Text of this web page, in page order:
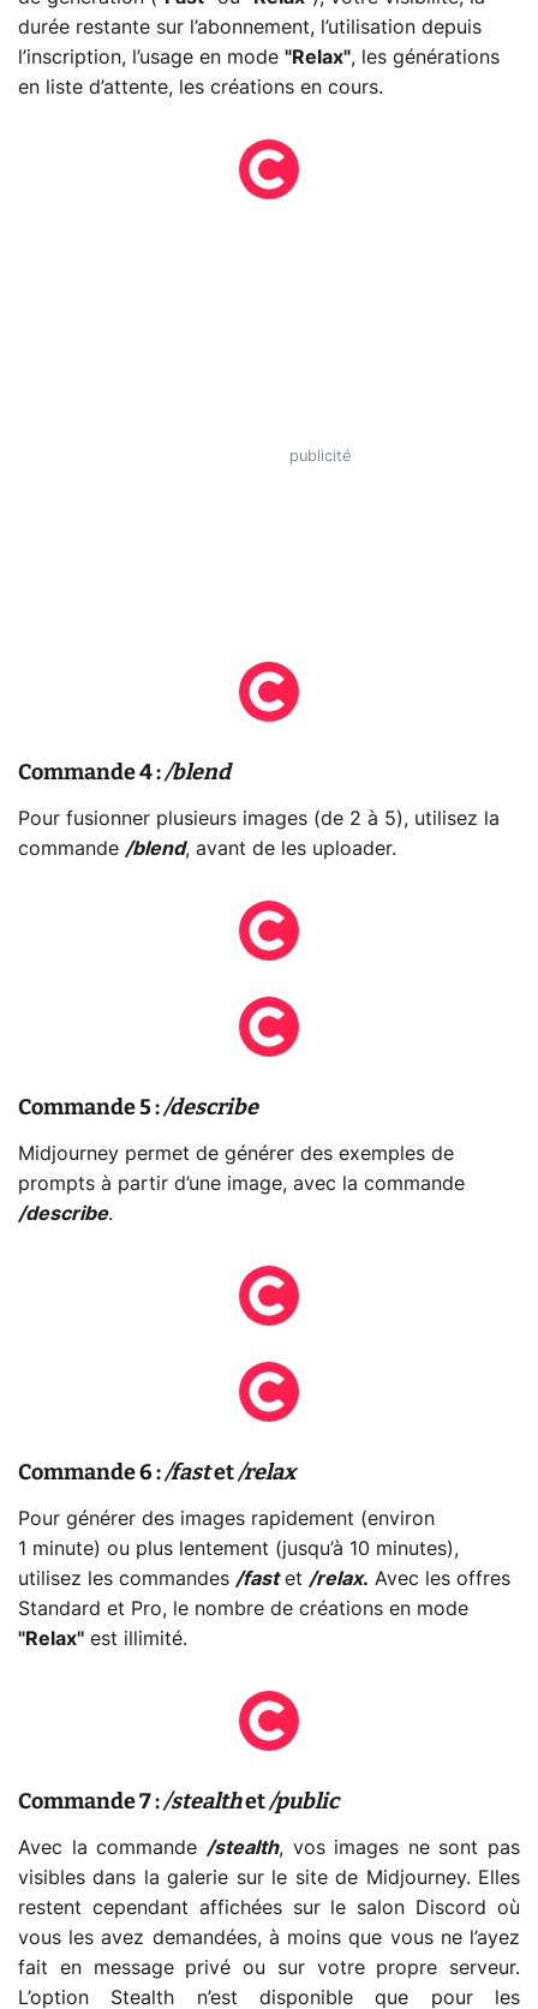
durée restante sur l’abonnement, l’utilisation depuis
l’inscription, l’usage en mode "Relax", les générations
en liste d’attente, les créations en cours.
Commande 4 :/blend
Pour fusionner plusieurs images (de 2 à 5), utilisez la
commande /blend, avant de les uploader.
Commande 5 :/describe
Midjourney permet de générer des exemples de
prompts à partir d’une image, avec la commande
/describe.
Commande 6 :/fastet/relax
Pour générer des images rapidement (environ
1 minute) ou plus lentement (jusqu’à 10 minutes),
utilisez les commandes /fastet /relax. Avec les offres
Standard et Pro, le nombre de créations en mode
"Relax" est illimité.
Commande 7 :/stealthet/public
Avec la commande /stealth, vos images ne sont pas
visibles dans la galerie sur le site de Midjourney. Elles
restent cependant affichées sur le salon Discord où
vous les avez demandées, à moins que vous ne l’ayez
fait en message privé ou sur votre propre serveur.
L’option Stealth n’est disponible que pour les